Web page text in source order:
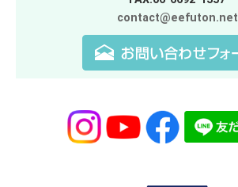
contact@eefuton.net